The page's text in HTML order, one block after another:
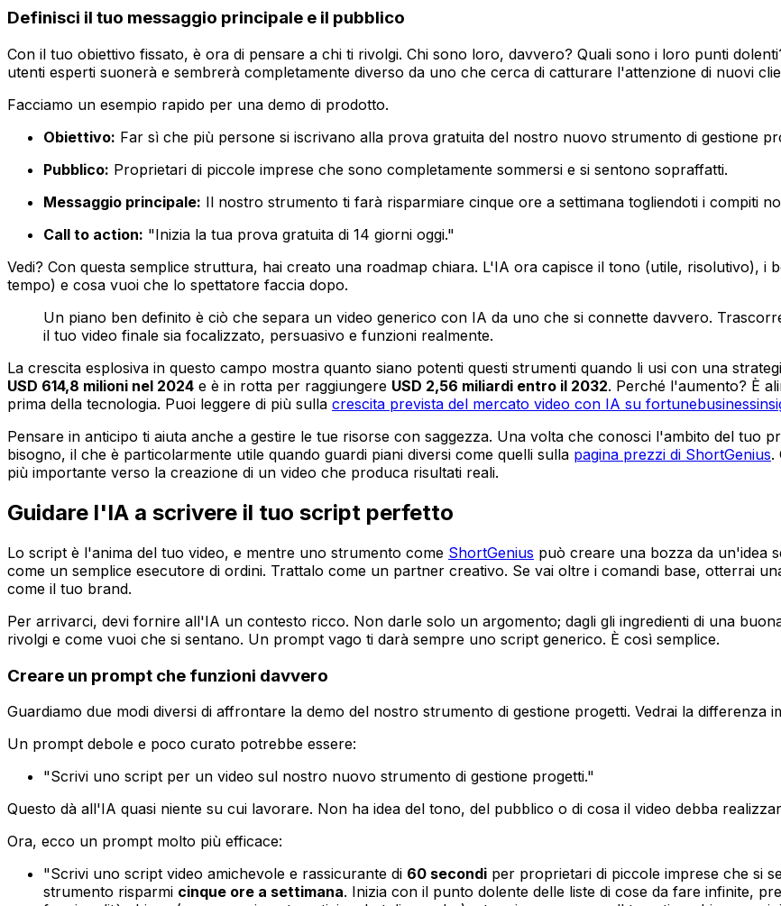
Definisci il tuo messaggio principale e il pubblico
Con il tuo obiettivo fissato, è ora di pensare a chi ti rivolgi. Chi sono loro, davvero? Quali sono i loro punti
utenti esperti suonerà e sembrerà completamente diverso da uno che cerca di catturare l'attenzione di nuovi
Facciamo un esempio rapido per una demo di prodotto.
Obiettivo: Far sì che più persone si iscrivano alla prova gratuita del nostro nuovo strumento di gestione
Pubblico: Proprietari di piccole imprese che sono completamente sommersi e si sentono sopraffatti.
Messaggio principale: Il nostro strumento ti farà risparmiare cinque ore a settimana togliendoti i compiti
Call to action: "Inizia la tua prova gratuita di 14 giorni oggi."
Vedi? Con questa semplice struttura, hai creato una roadmap chiara. L'IA ora capisce il tono (utile, risolutivo), i
tempo) e cosa vuoi che lo spettatore faccia dopo.
Un piano ben definito è ciò che separa un video generico con IA da uno che si connette davvero.
il tuo video finale sia focalizzato, persuasivo e funzioni realmente.
La crescita esplosiva in questo campo mostra quanto siano potenti questi strumenti quando li usi con una
USD 614,8 milioni nel 2024 e è in rotta per raggiungere USD 2,56 miliardi entro il 2032. Perché l'aumento? È
prima della tecnologia. Puoi leggere di più sulla crescita prevista del mercato video con IA su
Pensare in anticipo ti aiuta anche a gestire le tue risorse con saggezza. Una volta che conosci l'ambito del tuo
bisogno, il che è particolarmente utile quando guardi piani diversi come quelli sulla pagina prezzi di ShortGenius.
più importante verso la creazione di un video che produca risultati reali.
Guidare l'IA a scrivere il tuo script perfetto
Lo script è l'anima del tuo video, e mentre uno strumento come ShortGenius può creare una bozza da un'idea
come un semplice esecutore di ordini. Trattalo come un partner creativo. Se vai oltre i comandi base, otterrai
come il tuo brand.
Per arrivarci, devi fornire all'IA un contesto ricco. Non darle solo un argomento; dagli gli ingredienti di una
rivolgi e come vuoi che si sentano. Un prompt vago ti darà sempre uno script generico. È così semplice.
Creare un prompt che funzioni davvero
Guardiamo due modi diversi di affrontare la demo del nostro strumento di gestione progetti. Vedrai la differenza
Un prompt debole e poco curato potrebbe essere:
"Scrivi uno script per un video sul nostro nuovo strumento di gestione progetti."
Questo dà all'IA quasi niente su cui lavorare. Non ha idea del tono, del pubblico o di cosa il video debba
Ora, ecco un prompt molto più efficace:
"Scrivi uno script video amichevole e rassicurante di 60 secondi per proprietari di piccole imprese che si
strumento risparmi cinque ore a settimana. Inizia con il punto dolente delle liste di cose da fare infinite,